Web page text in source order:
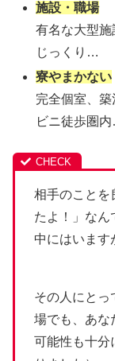
施設・職場
有名な大型
じっくり…
寮やまかない
完全個室、
ビニ徒歩圏
相手のことを
たよ！」なん
中にはいます
その人にとっ
場でも、あな
可能性も十分